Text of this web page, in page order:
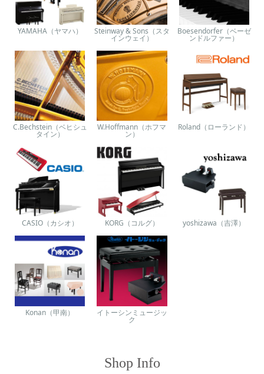
YAMAHA（ヤマハ） Steinway & Sons（スタ
インウェイ）
Boesendorfer（ベーゼ
ンドルファー）
C.Bechstein（ベヒシュ
タイン）
W.Hoffmann（ホフマ
ン）
Roland（ローランド）
CASIO（カシオ） KORG（コルグ） yoshizawa（吉澤）
Konan（甲南） イトーシンミュージッ
ク
Shop Info